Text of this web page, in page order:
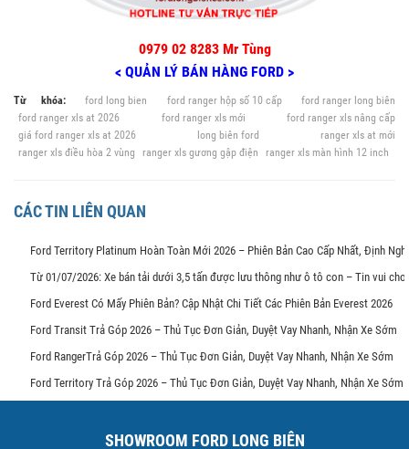
0979 02 8283 Mr Tùng
< QUẢN LÝ BÁN HÀNG FORD >
Từ khóa: ford long bien ford ranger hộp số 10 cấp
ford ranger long biên
ford ranger xls at 2026
ford ranger xls mới
ford ranger xls nâng cấp
giá ford ranger xls at 2026
long biên ford
ranger xls at mới
ranger xls điều hòa 2 vùng
ranger xls gương gập điện ranger xls màn hình 12 inch
CÁC TIN LIÊN QUAN
Ford Territory Platinum Hoàn Toàn Mới 2026 – Phiên Bản Cao Cấp Nhất, Định
Từ 01/07/2026: Xe bán tải dưới 3,5 tấn được lưu thông như ô tô con – Tin vui cho
Ford Everest Có Mấy Phiên Bản? Cập Nhật Chi Tiết Các Phiên Bản Everest 2026
Ford Transit Trả Góp 2026 – Thủ Tục Đơn Giản, Duyệt Vay Nhanh, Nhận Xe Sớm
Ford RangerTrả Góp 2026 – Thủ Tục Đơn Giản, Duyệt Vay Nhanh, Nhận Xe Sớm
Ford Territory Trả Góp 2026 – Thủ Tục Đơn Giản, Duyệt Vay Nhanh, Nhận Xe Sớm
SHOWROOM FORD LONG BIÊN